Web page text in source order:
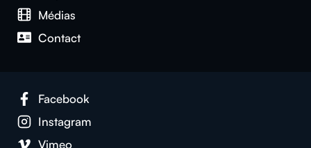
Médias
Contact
Facebook
Instagram
Vimeo